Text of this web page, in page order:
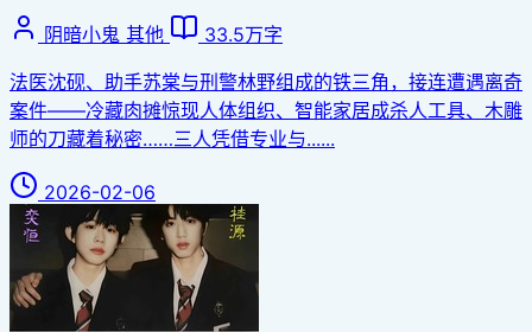
阴暗小鬼 其他
33.5万字
法医沈砚、助手苏棠与刑警林野组成的铁三角，接连遭遇离奇
案件——冷藏肉摊惊现人体组织、智能家居成杀人工具、木雕
师的刀藏着秘密……三人凭借专业与......
2026-02-06